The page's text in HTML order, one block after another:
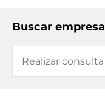
Buscar empresa